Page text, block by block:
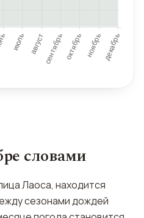
словами
Лаоса, находится
сезонами дождей